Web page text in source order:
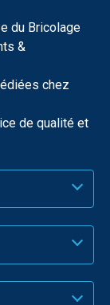
du Bricolage
&
chez
de qualité et